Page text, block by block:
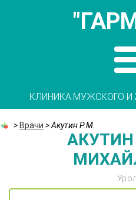
КЛИНИКА МУЖСКОГО
> Врачи >Акутин Р.М.